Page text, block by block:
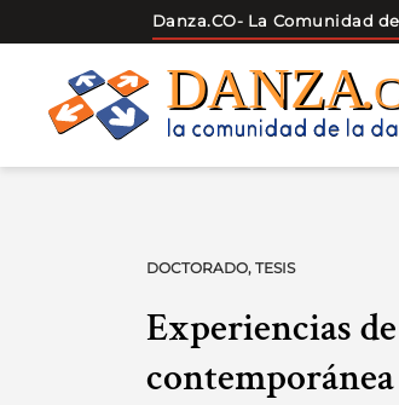
Danza.CO- La Comunidad
content
DOCTORADO, TESIS
Experiencias
contemporánea